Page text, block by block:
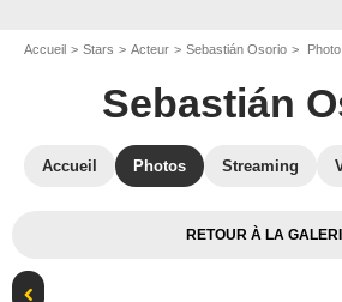
Accueil Stars Acteur Sebastián Osorio
Sebastián
Accueil Photos Streaming
RETOUR À LA